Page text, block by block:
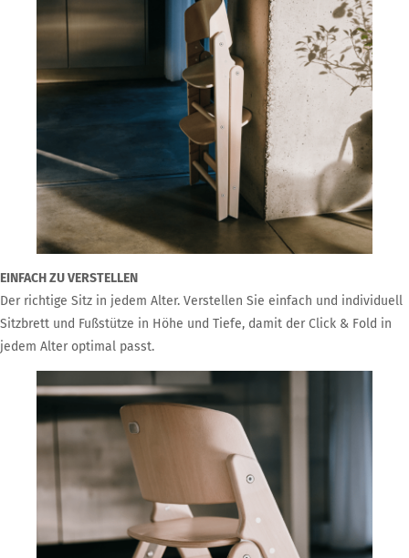
EINFACH ZU VERSTELLEN
Der richtige Sitz in jedem Alter. Verstellen Sie einfach und individuell
Sitzbrett und Fußstütze in Höhe und Tiefe, damit der Click & Fold in
jedem Alter optimal passt.